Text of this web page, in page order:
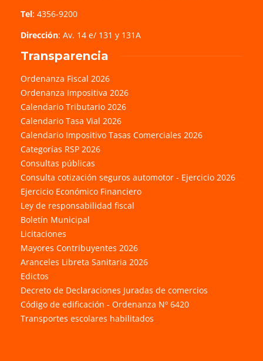
Tel: 4356-9200
Dirección: Av. 14 e/ 131 y 131A
Transparencia
Ordenanza Fiscal 2026
Ordenanza Impositiva 2026
Calendario Tributario 2026
Calendario Tasa Vial 2026
Calendario Impositivo Tasas Comerciales 2026
Categorías RSP 2026
Consultas públicas
Consulta cotización seguros automotor - Ejercicio 2026
Ejercicio Económico Financiero
Ley de responsabilidad fiscal
Boletín Municipal
Licitaciones
Mayores Contribuyentes 2026
Aranceles Libreta Sanitaria 2026
Edictos
Decreto de Declaraciones Juradas de comercios
Código de edificación - Ordenanza Nº 6420
Transportes escolares habilitados